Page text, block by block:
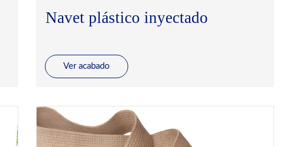
Navet plástico inyectado
Ver acabado